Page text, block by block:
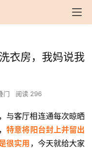
衣房，我妈说我
门 阅读 296
与客厅相连通每次晾晒
特意将阳台封上并留出
很实用 ，今天就给大家